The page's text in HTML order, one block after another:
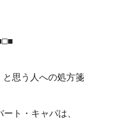
思う人への処方箋
ト・キャパは、